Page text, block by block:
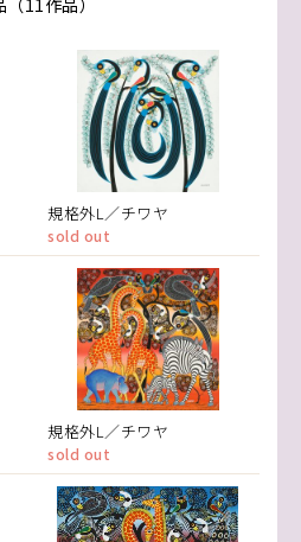
11作品）
規格外L／チワヤ
sold out
規格外L／チワヤ
sold out